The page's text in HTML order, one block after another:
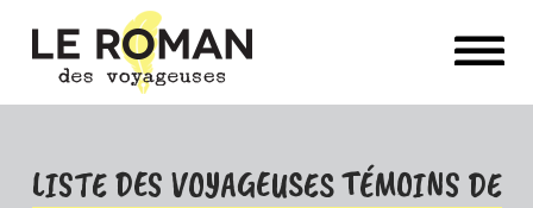
LISTE DES VOYAGEUSES TÉMOINS DE